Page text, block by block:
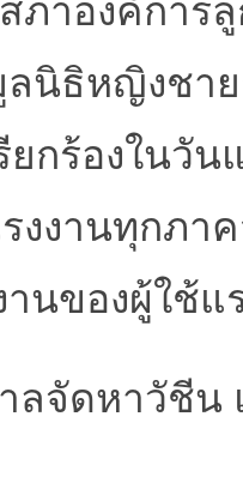
ภาองค์การ
นิธิหญิงชา
กร้องในวัน
งงานทุกภา
นของผู้ใช้แ
ลจัดหาวัชีน